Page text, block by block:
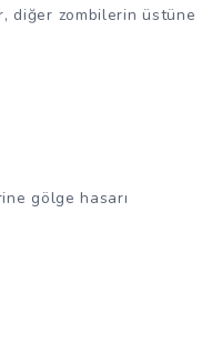
diğer zombilerin üstüne
gölge hasarı